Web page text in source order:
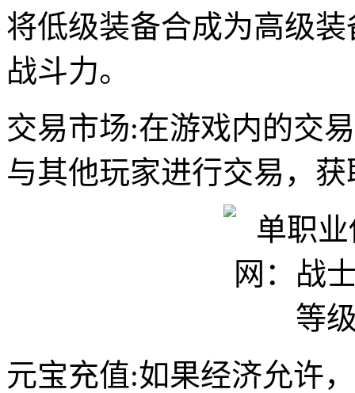
将低级装备合成为高级
战斗力。
交易市场:在游戏内的交
与其他玩家进行交易，
元宝充值:如果经济允许